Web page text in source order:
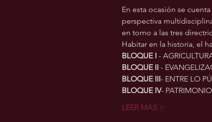
En esta ocasión se
perspectiva
en torno a las tres
Habitar en la historia, el
BLOQUE I -
BLOQUE II -
BLOQUE III- ENTRE LO
BLOQUE IV-
LEER MÁS >